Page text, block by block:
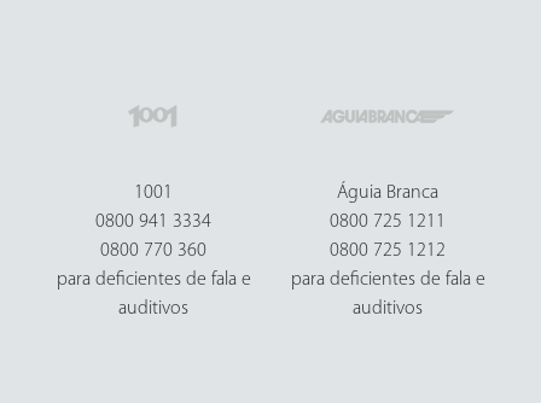
1001
0800 941 3334
0800 770 360
para deficientes de fala e
auditivos
Águia Branca
0800 725 1211
0800 725 1212
para deficientes de fala e
auditivos